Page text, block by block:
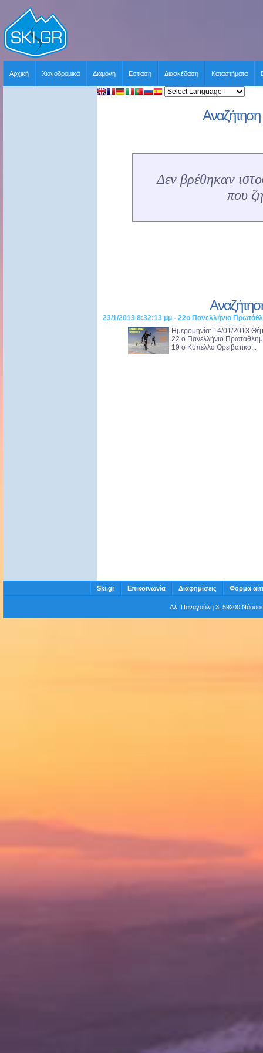
Αρχική Χιονοδρομικά Διαμονή Εστίαση Διασκέδαση Καταστήματα
Αναζήτηση
Δεν βρέθηκαν
που
23/1/2013 8:32:13 μμ - 22ο Πανελλήνιο
Ημερομηνία: 14/01/2013
22 ο Πανελλήνιο
19 ο Κύπελλο Ορειβατικο...
Ski.gr Επικοινωνία Διαφημίσεις Φόρμα
Αλ. Παναγούλη 3, 59200